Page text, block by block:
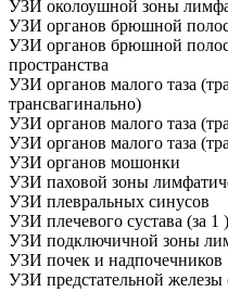
УЗИ околоушной зоны
УЗИ органов брюшной
УЗИ органов брюшной
пространства
УЗИ органов малого таза
трансвагинально)
УЗИ органов малого таза
УЗИ органов малого таза
УЗИ органов мошонки
УЗИ паховой зоны
УЗИ плевральных синусов
УЗИ плечевого сустава (за 1 )
УЗИ подключичной зоны
УЗИ почек и надпочечников
УЗИ предстательной